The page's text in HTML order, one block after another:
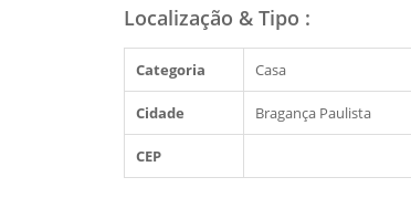
Localização & Tipo :
Categoria Casa
Cidade Bragança Paulista
CEP